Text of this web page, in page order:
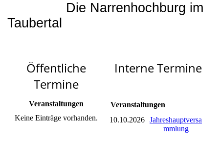
Die Narrenhochburg im
Taubertal
Öffentliche
Termine
Interne Termine
Veranstaltungen
Keine Einträge vorhanden.
Veranstaltungen
10.10.2026 Jahreshauptversa
mmlung